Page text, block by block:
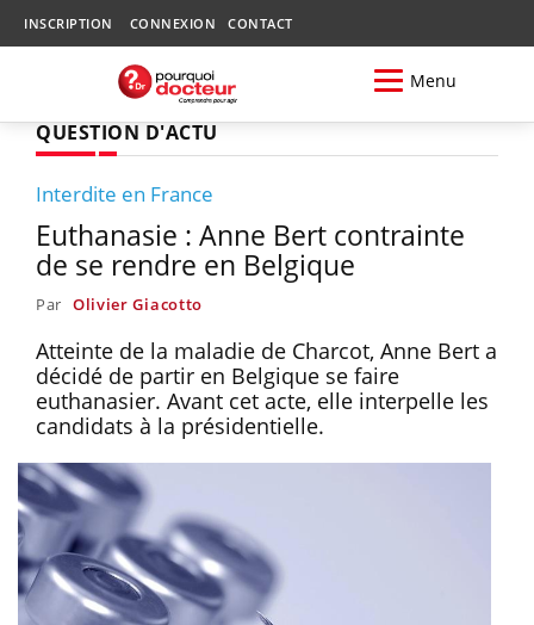
INSCRIPTION CONNEXION CONTACT
Menu
QUESTION D'ACTU
Interdite en France
Euthanasie : Anne Bert contrainte
de se rendre en Belgique
Par Olivier Giacotto
Atteinte de la maladie de Charcot, Anne Bert a
décidé de partir en Belgique se faire
euthanasier. Avant cet acte, elle interpelle les
candidats à la présidentielle.